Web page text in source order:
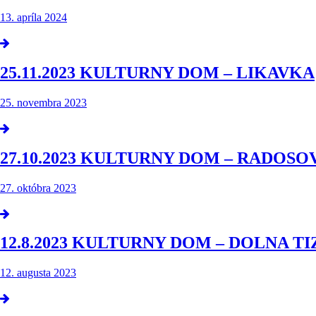
13. apríla 2024
25.11.2023 KULTURNY DOM – LIKAVKA
25. novembra 2023
27.10.2023 KULTURNY DOM –
27. októbra 2023
12.8.2023 KULTURNY DOM – DOLNA
12. augusta 2023